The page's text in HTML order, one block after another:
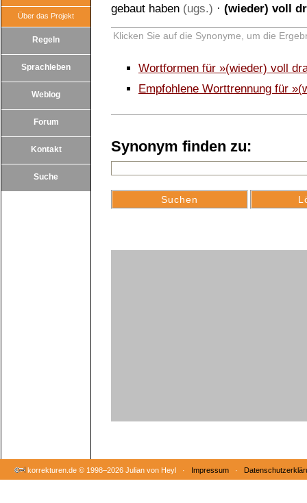
Über das Projekt
Regeln
Sprachleben
Weblog
Forum
Kontakt
Suche
gebaut haben (ugs.) · (wieder) voll
Klicken Sie auf die Synonyme, um die
Wortformen für »(wieder) voll
Empfohlene Worttrennung für
Synonym finden zu:
korrekturen.de © 1998–2026 Julian von Heyl · Impressum ·